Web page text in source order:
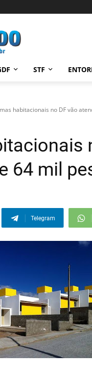
STF
habitacionais no DF vão
64 mil
Telegram